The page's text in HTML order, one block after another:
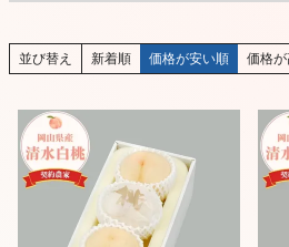
並び替え 新着順 価格が安い順 価格